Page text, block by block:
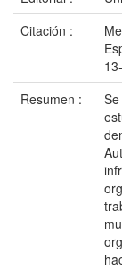
Citación :
Resumen :